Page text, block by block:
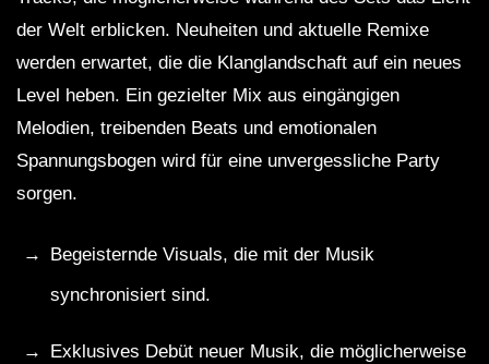
der Welt erblicken. Neuheiten und aktuelle Remixe
werden erwartet, die die Klanglandschaft auf ein neues
Level heben. Ein gezielter Mix aus eingängigen
Melodien, treibenden Beats und emotionalen
Spannungsbogen wird für eine unvergessliche Party
sorgen.
Begeisternde Visuals, die mit der Musik
synchronisiert sind.
Exklusives Debüt neuer Musik, die möglicherweise